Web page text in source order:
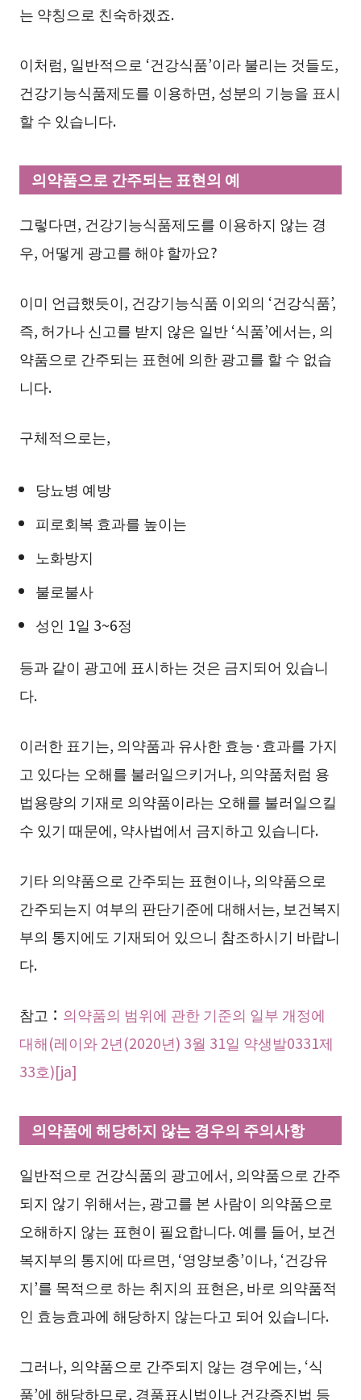
는 약칭으로 친숙하겠죠.
이처럼, 일반적으로 ‘건강식품’이라 불리는 것들도,
건강기능식품제도를 이용하면, 성분의 기능을 표시
할 수 있습니다.
의약품으로 간주되는 표현의 예
그렇다면, 건강기능식품제도를 이용하지 않는 경
우, 어떻게 광고를 해야 할까요?
이미 언급했듯이, 건강기능식품 이외의 ‘건강식품’,
즉, 허가나 신고를 받지 않은 일반 ‘식품’에서는, 의
약품으로 간주되는 표현에 의한 광고를 할 수 없습
니다.
구체적으로는,
당뇨병 예방
피로회복 효과를 높이는
노화방지
불로불사
성인 1일 3~6정
등과 같이 광고에 표시하는 것은 금지되어 있습니
다.
이러한 표기는, 의약품과 유사한 효능·효과를 가지
고 있다는 오해를 불러일으키거나, 의약품처럼 용
법용량의 기재로 의약품이라는 오해를 불러일으킬
수 있기 때문에, 약사법에서 금지하고 있습니다.
기타 의약품으로 간주되는 표현이나, 의약품으로
간주되는지 여부의 판단기준에 대해서는, 보건복지
부의 통지에도 기재되어 있으니 참조하시기 바랍니
다.
참고： 의약품의 범위에 관한 기준의 일부 개정에
대해(레이와 2년(2020년) 3월 31일 약생발0331제
33호)[ja]
의약품에 해당하지 않는 경우의 주의사항
일반적으로 건강식품의 광고에서, 의약품으로 간주
되지 않기 위해서는, 광고를 본 사람이 의약품으로
오해하지 않는 표현이 필요합니다. 예를 들어, 보건
복지부의 통지에 따르면, ‘영양보충’이나, ‘건강유
지’를 목적으로 하는 취지의 표현은, 바로 의약품적
인 효능효과에 해당하지 않는다고 되어 있습니다.
그러나, 의약품으로 간주되지 않는 경우에는, ‘식
품’에 해당하므로, 경품표시법이나 건강증진법 등